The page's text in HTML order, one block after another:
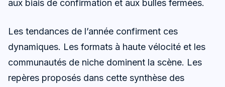
aux biais de confirmation et aux bulles fermées.
Les tendances de l’année confirment ces
dynamiques. Les formats à haute vélocité et les
communautés de niche dominent la scène. Les
repères proposés dans cette synthèse des